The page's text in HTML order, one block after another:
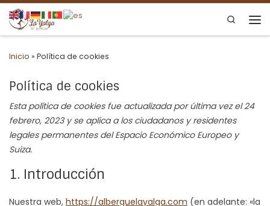
Saltar al contenido
Search
Inicio » Política de cookies
Política de cookies
Esta política de cookies fue actualizada por última vez el 24
febrero, 2023 y se aplica a los ciudadanos y residentes
legales permanentes del Espacio Económico Europeo y
Suiza.
1. Introducción
Nuestra web, https://alberguelayalga.com (en adelante: «la